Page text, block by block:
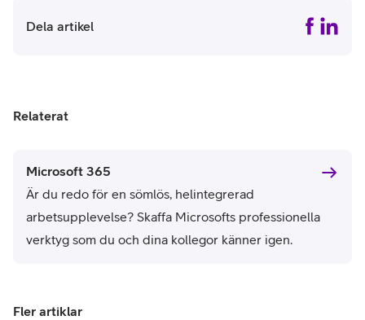
Dela artikel
Relaterat
Microsoft 365
Är du redo för en sömlös, helintegrerad
arbetsupplevelse? Skaffa Microsofts professionella
verktyg som du och dina kollegor känner igen.
Fler artiklar